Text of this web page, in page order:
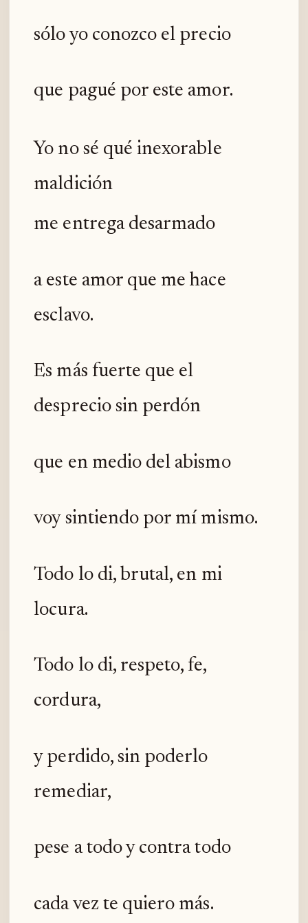
sólo yo conozco el precio
que pagué por este amor.
Yo no sé qué inexorable
maldición
me entrega desarmado
a este amor que me hace
esclavo.
Es más fuerte que el
desprecio sin perdón
que en medio del abismo
voy sintiendo por mí mismo.
Todo lo di, brutal, en mi
locura.
Todo lo di, respeto, fe,
cordura,
y perdido, sin poderlo
remediar,
pese a todo y contra todo
cada vez te quiero más.